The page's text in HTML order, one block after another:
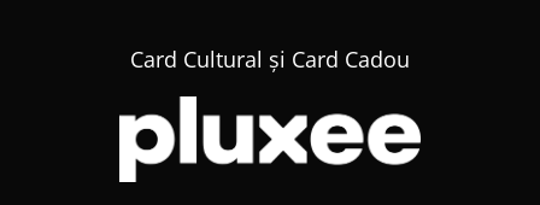
Card Cultural și Card Cadou